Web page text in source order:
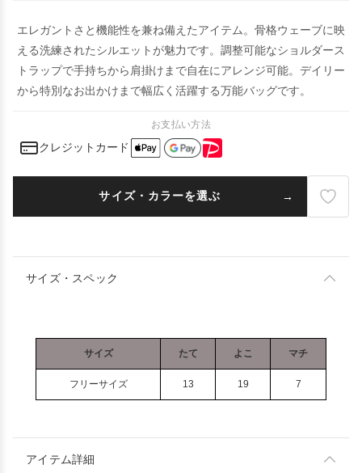
エレガントさと機能性を兼ね備えたアイテム。骨格ウェーブに映
える洗練されたシルエットが魅力です。調整可能なショルダース
トラップで手持ちから肩掛けまで自在にアレンジ可能。デイリー
から特別なお出かけまで幅広く活躍する万能バッグです。
お支払い方法
クレジットカード
サイズ・カラーを選ぶ
サイズ・スペック
サイズ たて よこ マチ
フリーサイズ 13 19 7
アイテム詳細